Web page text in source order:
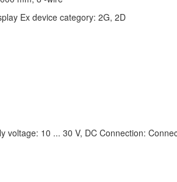
Ex device category: 2G, 2D
voltage: 10 ... 30 V, DC Connection: